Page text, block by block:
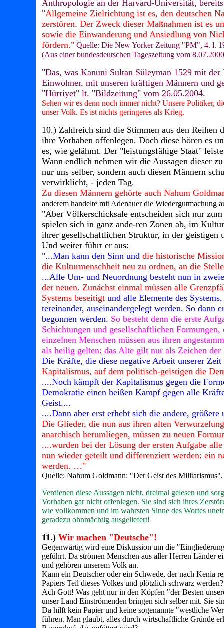
Anthropologie an der Harvard-Universität,
"Allgemeine Zielrichtung ist es, den deutschen
zerstören. Der Zweck dieser Maßnahmen ist es
sowie die Einwanderung und Ansiedlung von
fördern." Quelle: Die New Yorker Zeitung "PM", 4. l.
(Aus einer bundesdeutschen Tageszeitung vom
"Das, was Kanuni Sultan Süleyman 1529 mit
Einwohner, mit unseren kräftigen Männern und
"Hürriyet" lt. "Bildzeitung" vom 26.05.2004.
Sehen wir es denn noch immer nicht? Unsere Politiker,
unser Volk. Es ist nichts geringeres als Krieg.
10.) Zahlreich sind die Stimmen aus den
ihre Vorhaben offenlegen. Doch diese hören es
es, wie gelähmt. Der "leistungsfähige Staat"
Wann endlich nehmen wir die Aussagen dieser
nur uns selber, sondern auch diesen Männern
verwirklicht, - jeden Tag.
Zu diesen Männern gehörte auch Nahum
anderem handelte mit Adenauer die Wiedergutmachung
"Aber Völkerschicksale entscheiden sich nur
spielen sich in ganz ande-ren Zonen ab, im
ihrer gesellschaftlichen Struktur, in der geistigen
Und weiter führt er aus:
"...Man kann den Sinn und die historische
die Kulturmenschheit neu zu ordnen, an die
...Alle Um- und Neuordnung besteht nun in
der neuen. Zunächst einmal müssen alle
Systems beseitigtund alle Elemente des
tereinander, auseinandergelegt werden. So dann
begonnen werden. So besteht denn die erste
Schichtungen und gesellschaftlichen
einzelnen Menschen müssen aus ihren
als heilig gelten; das Alte gilt nur als Zeichen
Die Kräfte, die diese negative Arbeit unserer
Kapitalismus, auf dem politisch-geistigen die
....Noch kämpft der Kapitalismus gegen die
Demokratie einen heißen Kampf gegen alle
Geist....
....Dann aber erst erhebt sich die andere,
Die Glieder, die nun aus ihren alten
anarchisch herumliegen, müssen zu neuen
....wurden bei der Lösung der ersten Aufgabe
nun wieder geteilt und differenziert werden; ein
werden. …"
Quelle: Nahum Goldmann: "Der Geist des
Verdienen diese Aussagen nicht, dreimal gelesen und
Vorhaben gar nicht offenlegen. Sie sind sich ihres
wie vollkommen und im wahrsten Sinne des Wortes
geradezu ohnmächtig ausgeliefert!
11.) Wir machen "Deutsche"!
Gegenwärtig wird eine Diskussion um die
geführt. Da strömen Menschen aus aller Herren Länder
und gehören unserem Volk an.
Kann ein Deutscher oder ein Schwede, der nach Kenia
Papiers Teil dieses Volkes und plötzlich schwarz werden?
Ach Gott! Was geht nur in den Köpfen "der Besten
unser Land Einströmenden bringen sich selber mit. Sie
Da hilft kein Papier und keine sogenannte "westliche
führen. Man glaubt, alles durch wirtschaftliche Gründe